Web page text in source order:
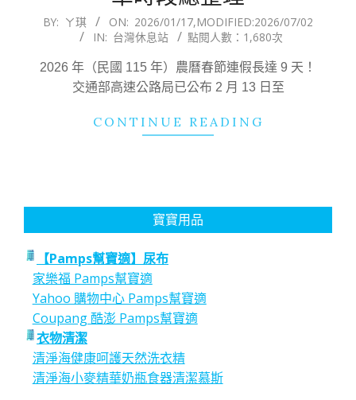
2026-
17
BY: ㄚ琪 ON: 2026/01/17,MODIFIED:2026/07/02
IN: 台灣休息站 點閱人數：1,680次
2026 年（民國 115 年）農曆春節連假長達 9 天！
交通部高速公路局已公布 2 月 13 日至
CONTINUE READING
寶寶用品
【Pamps幫寶適】尿布
家樂福 Pamps幫寶適
Yahoo 購物中心 Pamps幫寶適
Coupang 酷澎 Pamps幫寶適
衣物清潔
清淨海健康呵護天然洗衣精
清淨海小麥精華奶瓶食器清潔慕斯